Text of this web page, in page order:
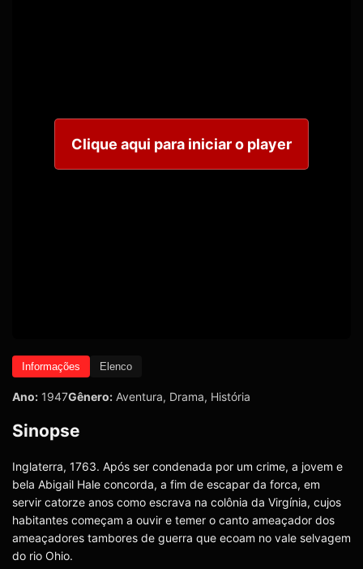
Clique aqui para iniciar o player
Informações Elenco
Ano: 1947Gênero: Aventura, Drama, História
Sinopse
Inglaterra, 1763. Após ser condenada por um crime, a jovem e
bela Abigail Hale concorda, a fim de escapar da forca, em
servir catorze anos como escrava na colônia da Virgínia, cujos
habitantes começam a ouvir e temer o canto ameaçador dos
ameaçadores tambores de guerra que ecoam no vale selvagem
do rio Ohio.